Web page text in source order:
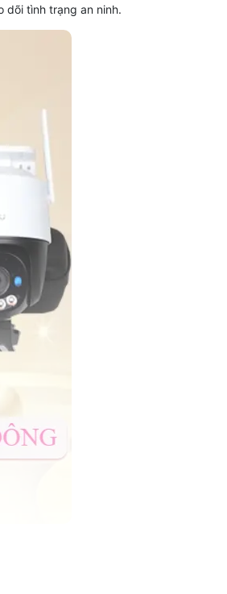
dõi tình trạng an ninh.